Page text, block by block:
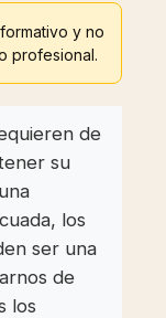
y no
profesional.
de
su
los
ser una
de
los